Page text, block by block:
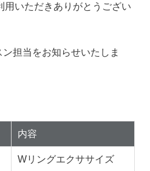
用いただきありがとうござい
担当をお知らせいたしま
内容
Wリングエクササイズ